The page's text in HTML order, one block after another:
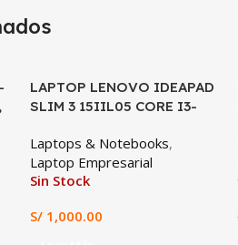
LAPTOP LENOVO IDEAPAD
SLIM 3 15IIL05 CORE I3-
SSD, 15.6″ HD
Laptops & Notebooks,
Laptop Empresarial
Sin Stock
S/ 1,000.00